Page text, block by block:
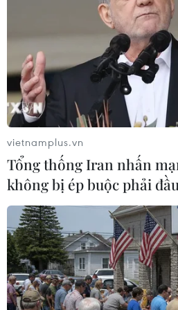
cho ngành xe điện
03/08/2026 09:46
Thiếu tài xế, khoảng 25-30% xe
kéo phải nằm bãi
02/08/2026 09:42
Chiêm ngưỡng
xe hiếm tại Triển lãm
2026 ở Nga
31/07/2026 01:51
Toyota giữ vững vị trí hãng xe
vietnamplus.vn
Tổng thống Iran nhấn
không bị ép buộc phải